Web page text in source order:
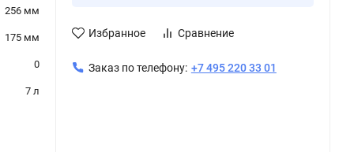
256 мм
175 мм
0
7 л
Избранное Сравнение
Заказ по телефону: +7 495 220 33 01